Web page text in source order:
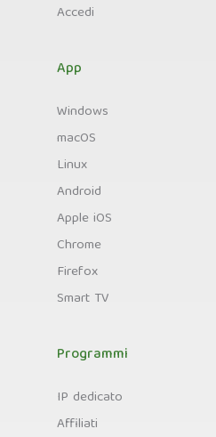
Accedi
App
Windows
macOS
Linux
Android
Apple iOS
Chrome
Firefox
Smart TV
Programmi
IP dedicato
Affiliati